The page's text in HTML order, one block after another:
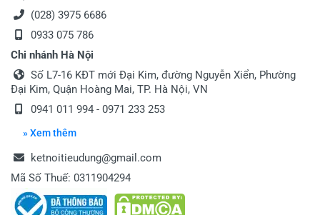
(028) 3975 6686
0933 075 786
Chi nhánh Hà Nội
Số L7-16 KĐT mới Đại Kim, đường Nguyễn Xiển, Phường
Đại Kim, Quận Hoàng Mai, TP. Hà Nội, VN
0941 011 994 - 0971 233 253
» Xem thêm
ketnoitieudung@gmail.com
Mã Số Thuế: 0311904294